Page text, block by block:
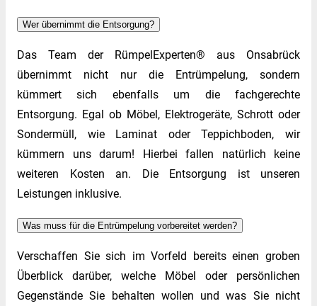
Wer übernimmt die Entsorgung?
Das Team der RümpelExperten® aus Onsabrück
übernimmt nicht nur die Entrümpelung, sondern
kümmert sich ebenfalls um die fachgerechte
Entsorgung. Egal ob Möbel, Elektrogeräte, Schrott oder
Sondermüll, wie Laminat oder Teppichboden, wir
kümmern uns darum! Hierbei fallen natürlich keine
weiteren Kosten an. Die Entsorgung ist unseren
Leistungen inklusive.
Was muss für die Entrümpelung vorbereitet werden?
Verschaffen Sie sich im Vorfeld bereits einen groben
Überblick darüber, welche Möbel oder persönlichen
Gegenstände Sie behalten wollen und was Sie nicht